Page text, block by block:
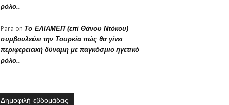
ρόλο..
Para on Το ΕΛΙΑΜΕΠ (επί Θάνου Ντόκου)
συμβουλεύει την Τουρκία πώς θα γίνει
περιφερειακή δύναμη με παγκόσμιο ηγετικό
ρόλο..
Δημοφιλή εβδομάδας